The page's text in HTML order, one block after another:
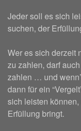
Jeder soll es sich
suchen, der
Wer es sich derzeit
zu zahlen, darf
zahlen … und
dann für ein
sich leisten
Erfüllung bringt.